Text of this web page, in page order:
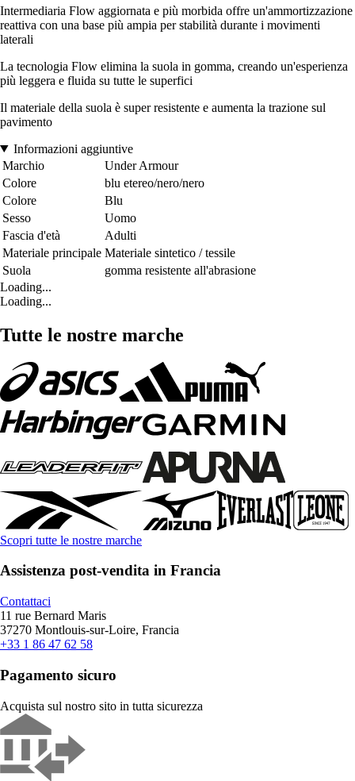
Intermediaria Flow aggiornata e più morbida offre un'ammortizzazione
reattiva con una base più ampia per stabilità durante i movimenti
laterali
La tecnologia Flow elimina la suola in gomma, creando un'esperienza
più leggera e fluida su tutte le superfici
Il materiale della suola è super resistente e aumenta la trazione sul
pavimento
Informazioni aggiuntive
Marchio
Under Armour
Colore
blu etereo/nero/nero
Colore
Blu
Sesso
Uomo
Fascia d'età
Adulti
Materiale principale Materiale sintetico / tessile
Suola
gomma resistente all'abrasione
Loading...
Loading...
Tutte le nostre marche
Scopri tutte le nostre marche
Assistenza post-vendita in Francia
Contattaci
11 rue Bernard Maris
37270 Montlouis-sur-Loire, Francia
+33 1 86 47 62 58
Pagamento sicuro
Acquista sul nostro sito in tutta sicurezza